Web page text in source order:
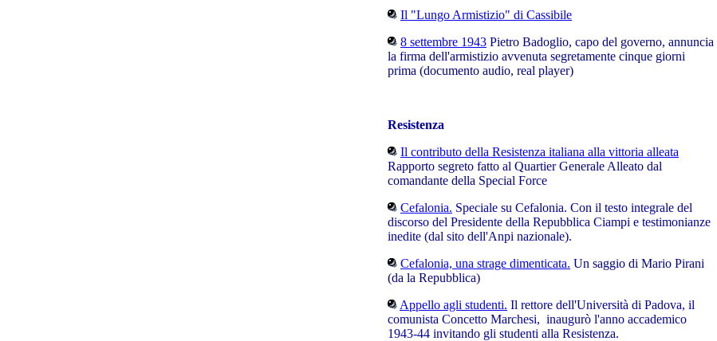
Il "Lungo Armistizio" di Cassibile
8 settembre 1943 Pietro Badoglio, capo del governo, annuncia
la firma dell'armistizio avvenuta segretamente cinque giorni
prima (documento audio, real player)
Resistenza
Il contributo della Resistenza italiana alla vittoria alleata
Rapporto segreto fatto al Quartier Generale Alleato dal
comandante della Special Force
Cefalonia. Speciale su Cefalonia. Con il testo integrale del
discorso del Presidente della Repubblica Ciampi e testimonianze
inedite (dal sito dell'Anpi nazionale).
Cefalonia, una strage dimenticata. Un saggio di Mario Pirani
(da la Repubblica)
Appello agli studenti. Il rettore dell'Università di Padova, il
comunista Concetto Marchesi, inaugurò l'anno accademico
1943-44 invitando gli studenti alla Resistenza.